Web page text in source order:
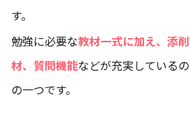
す。
勉強に必要な教材一式に加え、添
材、質問機能などが充実している
の一つです。